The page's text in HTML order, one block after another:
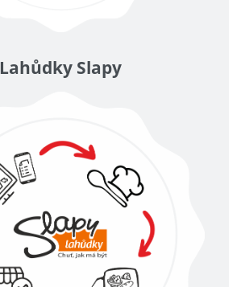
Lahůdky Slapy